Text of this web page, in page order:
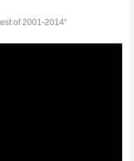
of 2001-2014“